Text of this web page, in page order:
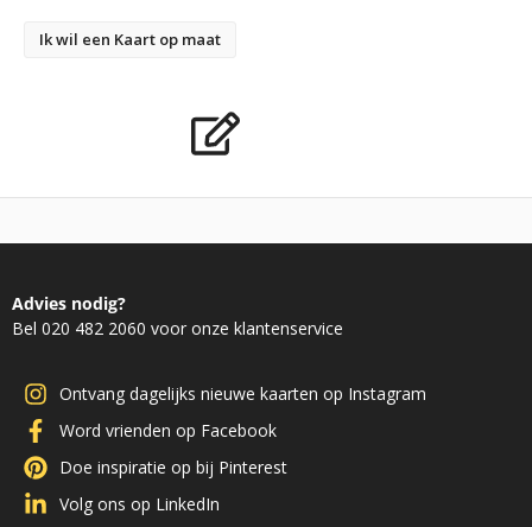
Ik wil een Kaart op maat
Advies nodig?
Bel 020 482 2060 voor onze klantenservice
Ontvang dagelijks nieuwe kaarten op Instagram
Word vrienden op Facebook
Doe inspiratie op bij Pinterest
Volg ons op LinkedIn